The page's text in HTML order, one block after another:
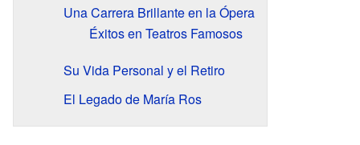
Una Carrera Brillante en la Ópera
Éxitos en Teatros Famosos
Su Vida Personal y el Retiro
El Legado de María Ros